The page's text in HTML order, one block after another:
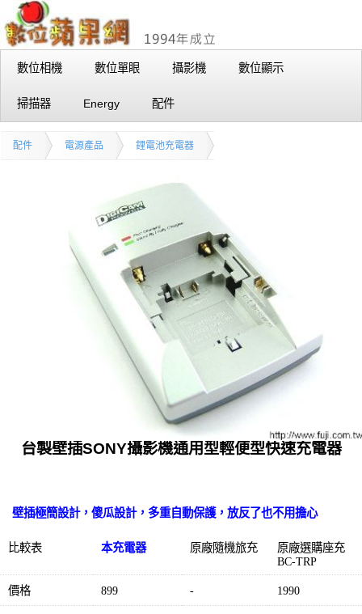
數位相機 數位單眼 攝影機 數位顯示
掃描器 Energy 配件
配件 電源產品 鋰電池充電器
台製壁插SONY攝影機通用型輕便型快速充電器
壁插極簡設計，傻瓜設計，多重自動保護，放反了也不用擔心
比較表 本充電器 原廠隨機旅充
原廠選購座充
BC-TRP
價格 899 - 1990